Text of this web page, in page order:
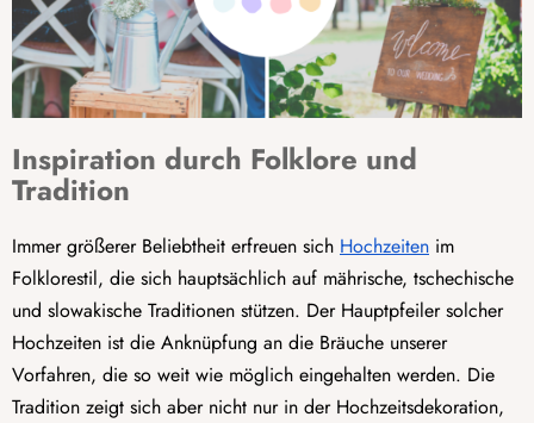
Inspiration durch Folklore und
Tradition
Immer größerer Beliebtheit erfreuen sich Hochzeiten im
Folklorestil, die sich hauptsächlich auf mährische, tschechische
und slowakische Traditionen stützen. Der Hauptpfeiler solcher
Hochzeiten ist die Anknüpfung an die Bräuche unserer
Vorfahren, die so weit wie möglich eingehalten werden. Die
Tradition zeigt sich aber nicht nur in der Hochzeitsdekoration,